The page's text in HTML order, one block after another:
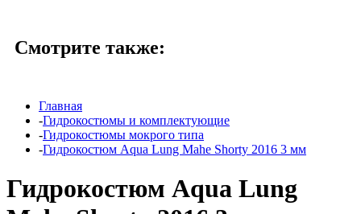
Смотрите также:
Главная
-Гидрокостюмы и комплектующие
-Гидрокостюмы мокрого типа
-Гидрокостюм Aqua Lung Mahe Shorty 2016 3 мм
Гидрокостюм Aqua Lung